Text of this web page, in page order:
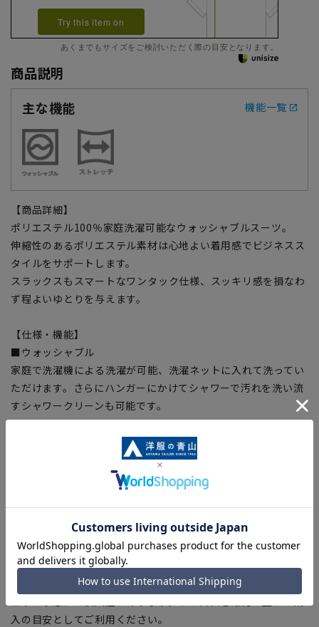
Try this item on
あくまでもサイズをご検討いただく際の目安となります。
商品説明
主な機能
機能一覧
【商品詳細】
ポリエステル100％家庭洗濯可能なウォッシャブルスーツ。
伸縮性のあるポリエステル素材は心地よい着用感でビジネスス
タイルをサポートします。
スラックスもスマートなワンタック仕様、スッキリ感を損なわ
ず程よいゆとりを与えます。
【仕様・機能】
■ウォッシャブル
家庭で洗濯機による洗濯が可能、洗濯ネットに入れて洗ってい
ただけます。さらにハンガーにかけてシャワーで汚れを洗い流
すシャワークリーンも可能です。
■ストレッチ
身体の動きを阻害しない抜群の着心地。
生地特性により綺麗なプリーツラインをキープ。
【シルエット】《やや細め(スッキリ)》(当社比)
【商品に関するご注意】
■商品画像はサンプルのため、色味やサイズ等の仕様に変更が
ある場合がございますので、予めご了承ください。
入の目安としてご利用ください。